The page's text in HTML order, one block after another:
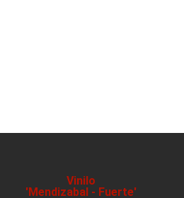
Vinilo
'Mendizabal - Fuerte'